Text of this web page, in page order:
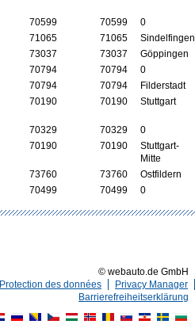
70599 70599
0
71065 71065
Sindelfingen
73037 73037
Göppingen
70794 70794
0
70794 70794
Filderstadt
70190 70190 Stuttgart
70329 70329
0
70190 70190
Stuttgart-
Mitte
73760 73760
Ostfildern
70499 70499 0
© webauto.de GmbH
Protection des données
Privacy Manager
Barrierefreiheitserklärung